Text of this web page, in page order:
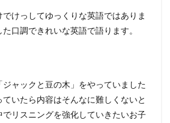
けっしてゆっくりな英語ではありま
口調できれいな英語で語ります。
ャックと豆の木」をやっていました
いたら内容はそんなに難しくないと
リスニングを強化していきたいお子